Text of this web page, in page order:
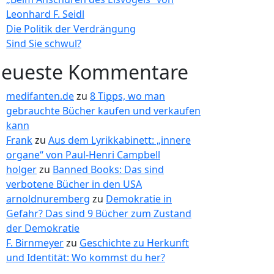
Leonhard F. Seidl
Die Politik der Verdrängung
Sind Sie schwul?
Kommentare
medifanten.dezu 8 Tipps, wo man
gebrauchte Bücher kaufen und verkaufen
kann
Frankzu Aus dem Lyrikkabinett: „innere
organe“ von Paul-Henri Campbell
holgerzu Banned Books: Das sind
verbotene Bücher in den USA
arnoldnuremberg zu Demokratie in
Gefahr? Das sind 9 Bücher zum Zustand
der Demokratie
F. Birnmeyerzu Geschichte zu Herkunft
und Identität: Wo kommst du her?